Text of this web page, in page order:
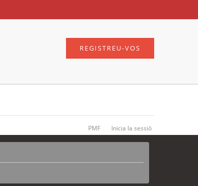
REGISTREU-VOS
PMF Inicia la sessió